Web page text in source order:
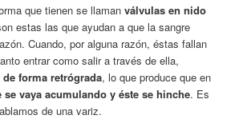
que tienen se llamanválvulas en nido
estas las que ayudan a que la sangre
Cuando, por alguna razón, éstas fallan
entrar como salir a través de ella,
forma retrógrada, lo que produce que en
se vaya acumulando y éste se hinche. Es
de una variz.